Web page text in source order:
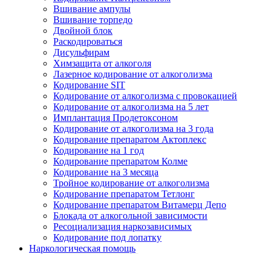
Вшивание ампулы
Вшивание торпедо
Двойной блок
Раскодироваться
Дисульфирам
Химзащита от алкоголя
Лазерное кодирование от алкоголизма
Кодирование SIT
Кодирование от алкоголизма с провокацией
Кодирование от алкоголизма на 5 лет
Имплантация Продетоксоном
Кодирование от алкоголизма на 3 года
Кодирование препаратом Актоплекс
Кодирование на 1 год
Кодирование препаратом Колме
Кодирование на 3 месяца
Тройное кодирование от алкоголизма
Кодирование препаратом Тетлонг
Кодирование препаратом Витамерц Депо
Блокада от алкогольной зависимости
Ресоциализация наркозависимых
Кодирование под лопатку
Наркологическая помощь